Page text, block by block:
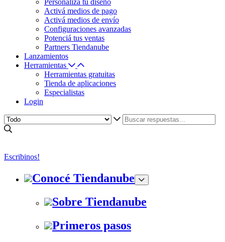
Personalizá tu diseño
Activá medios de pago
Activá medios de envío
Configuraciones avanzadas
Potenciá tus ventas
Partners Tiendanube
Lanzamientos
Herramientas
Herramientas gratuitas
Tienda de aplicaciones
Especialistas
Login
Escribinos!
Conocé Tiendanube
Sobre Tiendanube
Primeros pasos